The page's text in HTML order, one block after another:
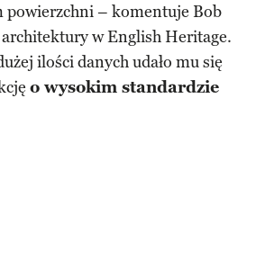
powierzchni – komentuje Bob
w English Heritage.
ilości danych udało mu się
o wysokim standardzie